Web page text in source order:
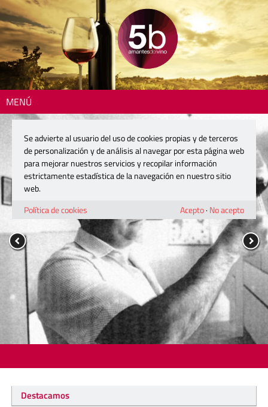
MENÚ
Destacamos
Se advierte al usuario del uso de cookies propias y de terceros
de personalización y de análisis al navegar por esta página web
para mejorar nuestros servicios y recopilar información
estrictamente estadística de la navegación en nuestro sitio
web.
Política de cookies
Acepto· No acepto